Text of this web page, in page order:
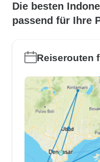
Die besten
passend für Ihre
Reiserouten